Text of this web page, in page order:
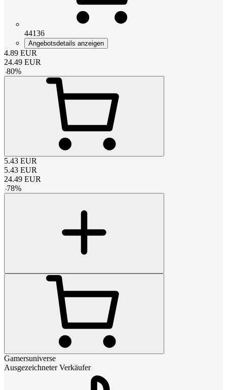
44136
Angebotsdetails anzeigen
4.89 EUR
24.49 EUR
-80%
5.43 EUR
5.43 EUR
24.49 EUR
-78%
Gamersuniverse
Ausgezeichneter Verkäufer